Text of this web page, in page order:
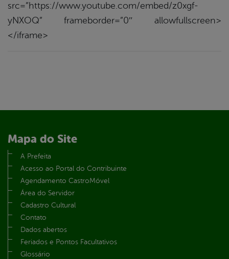
src=”https://www.youtube.com/embed/z0xgf-
yNXOQ” frameborder=”0″ allowfullscreen>
</iframe>
Mapa do Site
A Prefeita
Acesso ao Portal do Contribuinte
Agendamento CastroMóvel
Área do Servidor
Cadastro Cultural
Contato
Dados abertos
Feriados e Pontos Facultativos
Glossário